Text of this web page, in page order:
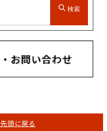
検索
先頭に戻る